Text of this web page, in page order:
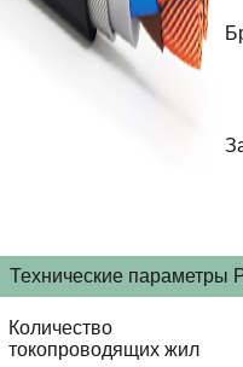
Технические параметры
Количество
токопроводящих жил